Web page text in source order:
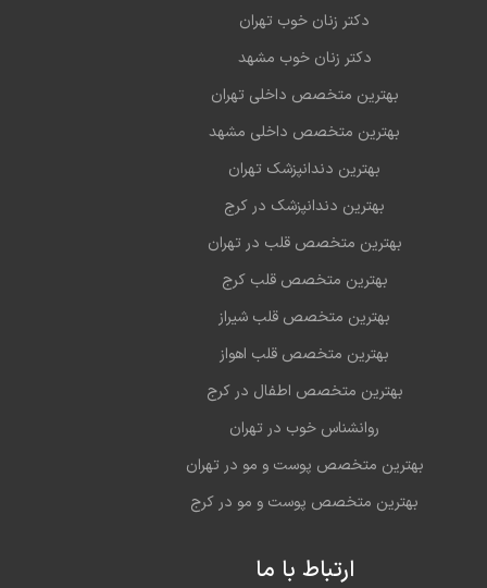
دکتر زنان خوب تهران
دکتر زنان خوب مشهد
بهترین متخصص داخلی تهران
بهترین متخصص داخلی مشهد
بهترین دندانپزشک تهران
بهترین دندانپزشک در کرج
بهترین متخصص قلب در تهران
بهترین متخصص قلب کرج
بهترین متخصص قلب شیراز
بهترین متخصص قلب اهواز
بهترین متخصص اطفال در کرج
روانشناس خوب در تهران
بهترین متخصص پوست و مو در تهران
بهترین متخصص پوست و مو در کرج
ارتباط با ما